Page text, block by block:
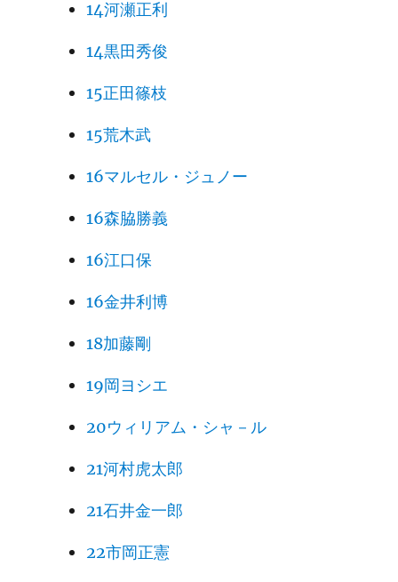
14河瀬正利
14黒田秀俊
15正田篠枝
15荒木武
16マルセル・ジュノー
16森脇勝義
16江口保
16金井利博
18加藤剛
19岡ヨシエ
20ウィリアム・シャ－ル
21河村虎太郎
21石井金一郎
22市岡正憲